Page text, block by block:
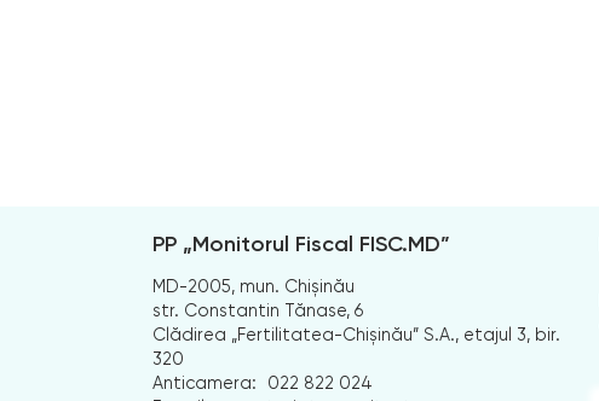
PP „Monitorul Fiscal FISC.MD”
MD-2005, mun. Chișinău
str. Constantin Tănase, 6
Clădirea „Fertilitatea-Chișinău” S.A., etajul 3, bir.
320
Anticamera:
022 822 024